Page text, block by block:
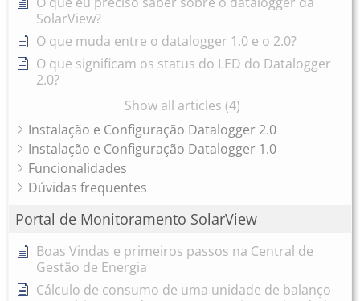
SolarView?
O que muda entre o datalogger 1.0 e o 2.0?
O que significam os status do LED do Datalogger
2.0?
Show all articles (4)
Instalação e Configuração Datalogger 2.0
Instalação e Configuração Datalogger 1.0
Funcionalidades
Dúvidas frequentes
Portal de Monitoramento SolarView
Boas Vindas e primeiros passos na Central de
Gestão de Energia
Cálculo de consumo de uma unidade de balanço